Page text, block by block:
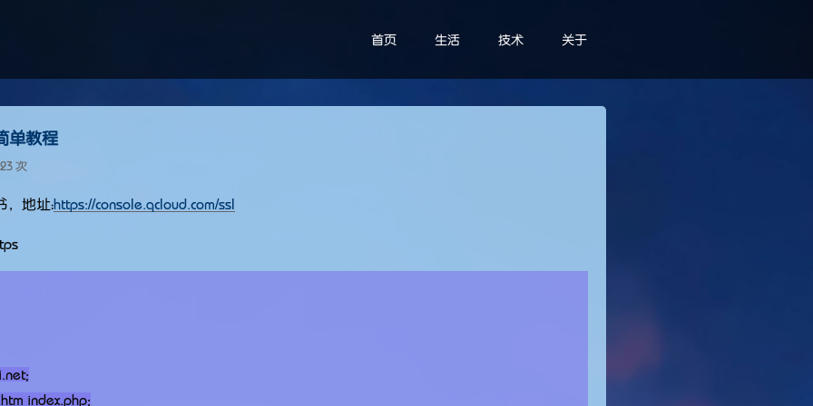
首页 生活 技术 关于
单教程
次
地址：https://console.qcloud.com/ssl